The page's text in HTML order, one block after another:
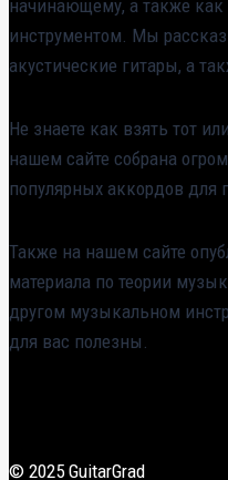
начинающему, а также как
инструментом. Мы
акустические гитары, а
Не знаете как взять тот
нашем сайте собрана
популярных аккордов для
Также на нашем сайте
материала по теории
другом музыкальном
для вас полезны.
© 2025 GuitarGrad